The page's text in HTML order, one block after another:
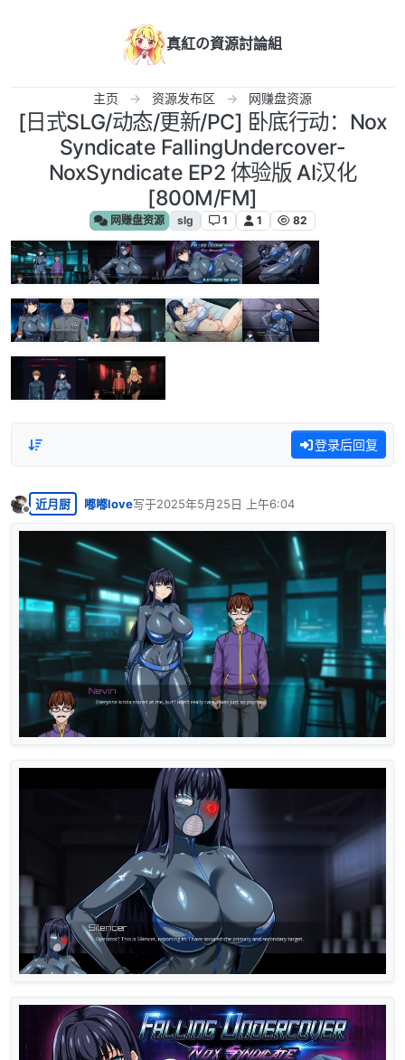
真紅の資源討論組
主页 资源发布区 网赚盘资源
[日式SLG/动态/更新/PC] 卧底行动：Nox
Syndicate FallingUndercover-
NoxSyndicate EP2 体验版 AI汉化
[800M/FM]
网赚盘资源 slg 1 1 82
登录后回复
离线
近月厨 嘟嘟love写于2025年5月25日 上午6:04
最后由 编辑